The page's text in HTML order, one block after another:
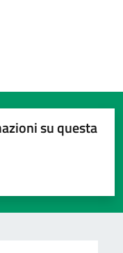
su questa